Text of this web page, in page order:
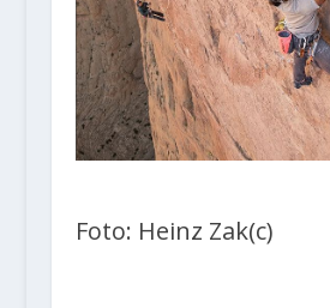
Foto: Heinz Zak(c)